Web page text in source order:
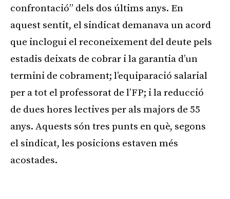
confrontació” dels dos últims anys. En
aquest sentit, el sindicat demanava un acord
que inclogui el reconeixement del deute pels
estadis deixats de cobrar i la garantia d’un
termini de cobrament; l’equiparació salarial
per a tot el professorat de l’FP; i la reducció
de dues hores lectives per als majors de 55
anys. Aquests són tres punts en què, segons
el sindicat, les posicions estaven més
acostades.